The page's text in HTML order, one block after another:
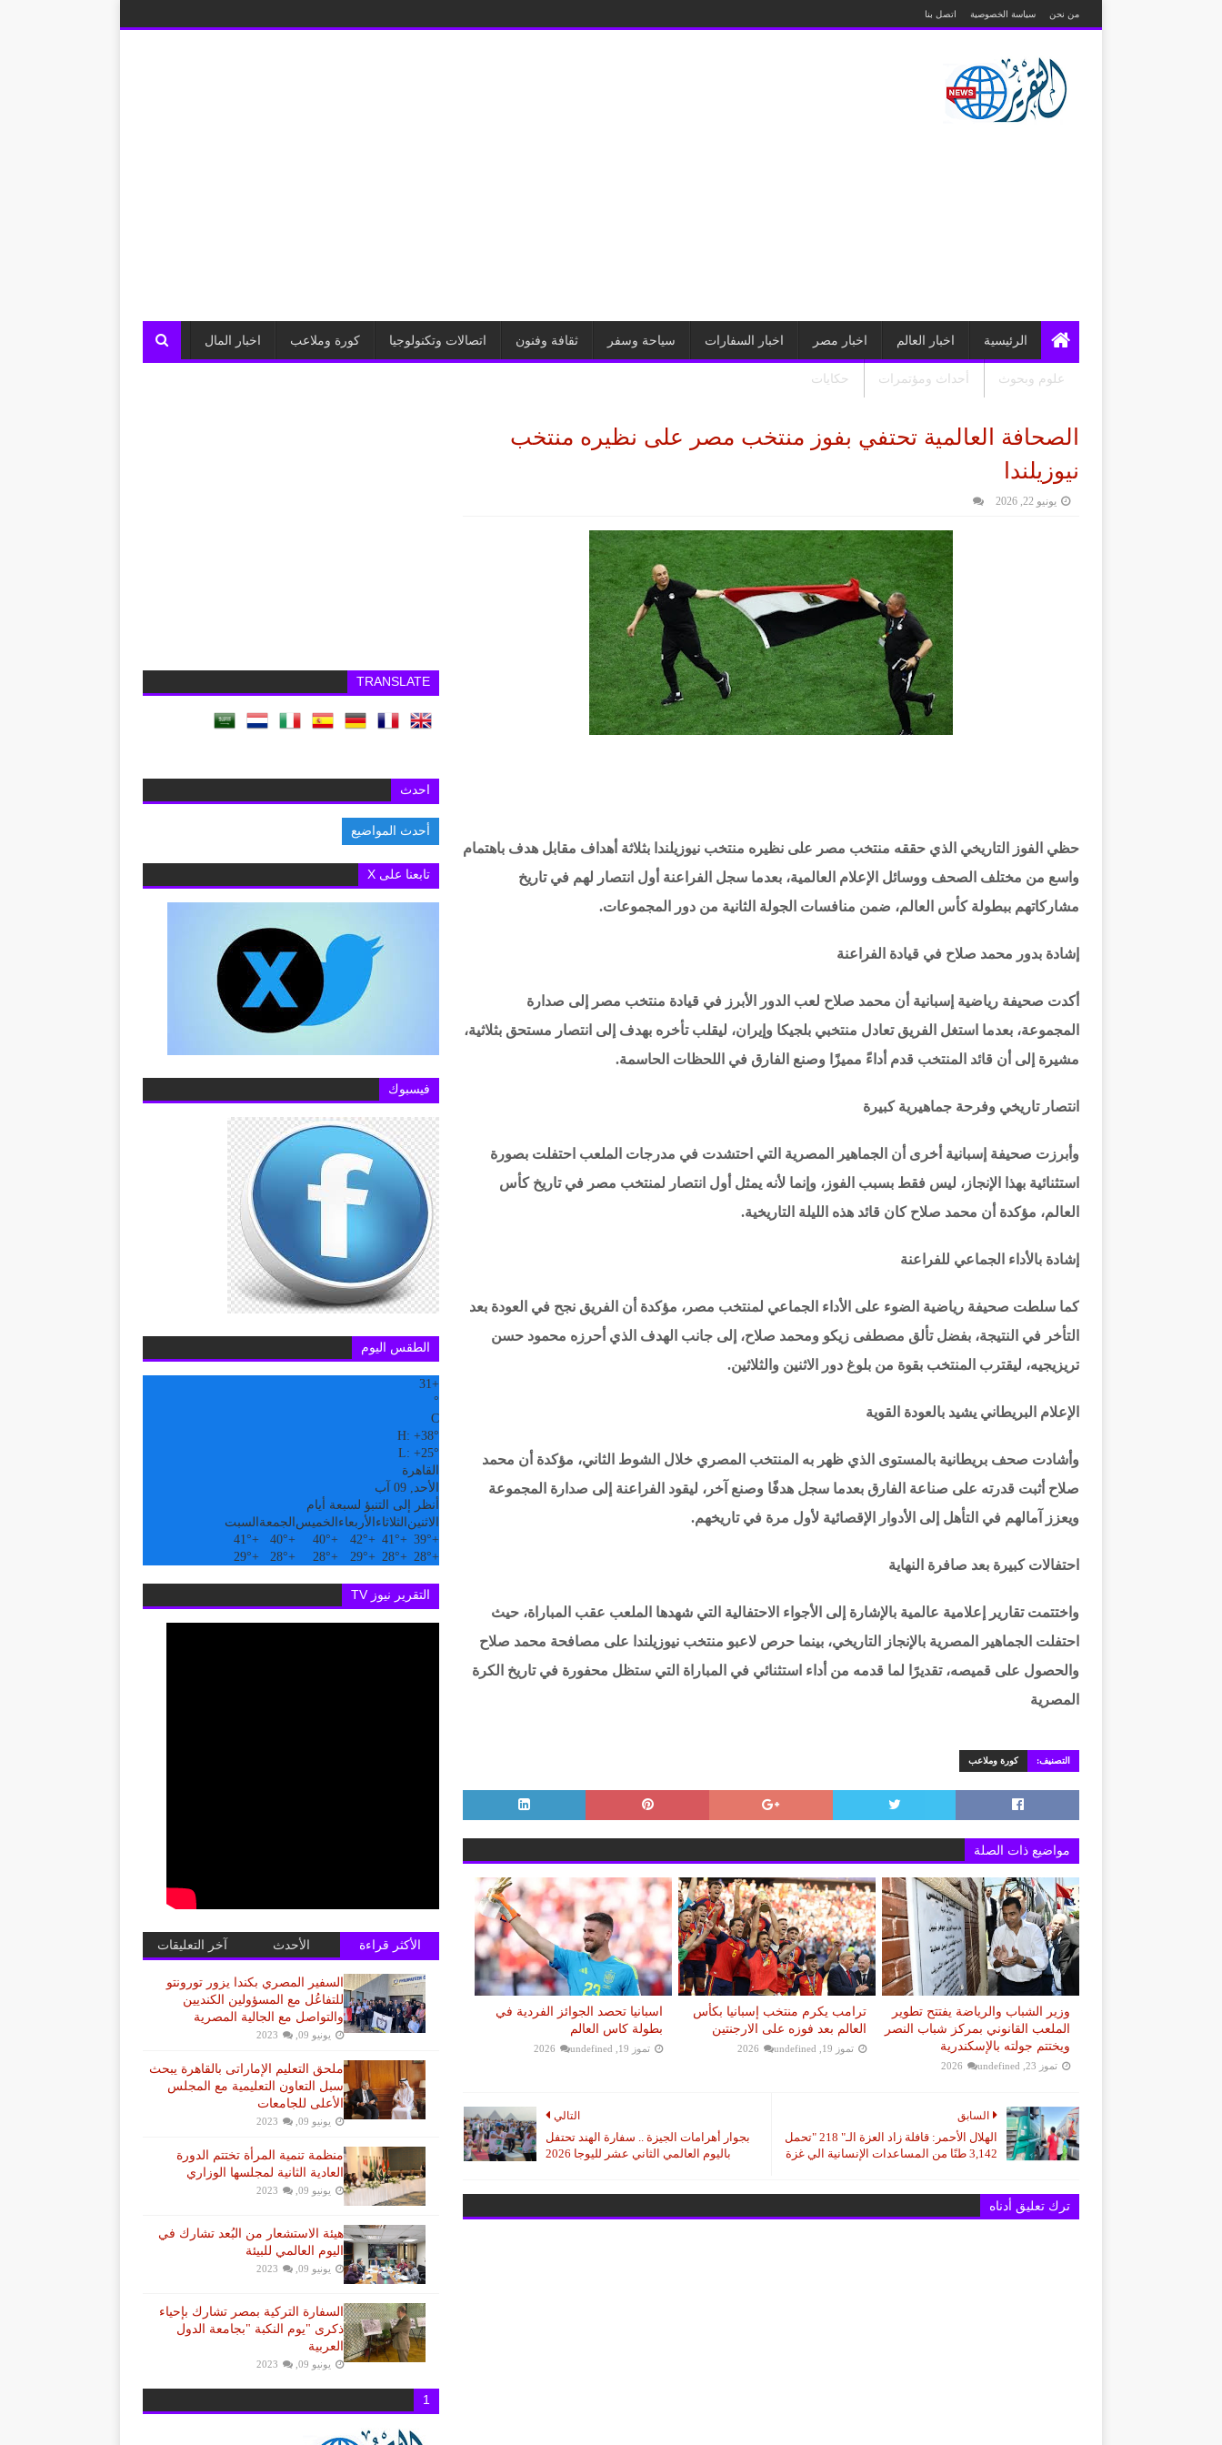
من نحن سياسة الخصوصية اتصل بنا
الرئيسية اخبار العالم اخبار مصر اخبار السفارات سياحة وسفر ثقافة وفنون اتصالات وتكنولوجيا كورة وملاعب اخبار المال
علوم وبحوث أحداث ومؤتمرات حكايات
الصحافة العالمية تحتفي بفوز منتخب مصر على نظيره منتخب
نيوزيلندا
يونيو 22, 2026
حظي الفوز التاريخي الذي حققه منتخب مصر على نظيره منتخب نيوزيلندا بثلاثة أهداف مقابل هدف باهتمام
واسع من مختلف الصحف ووسائل الإعلام العالمية، بعدما سجل الفراعنة أول انتصار لهم في تاريخ
مشاركاتهم ببطولة كأس العالم، ضمن منافسات الجولة الثانية من دور المجموعات.
إشادة بدور محمد صلاح في قيادة الفراعنة
أكدت صحيفة رياضية إسبانية أن محمد صلاح لعب الدور الأبرز في قيادة منتخب مصر إلى صدارة
المجموعة، بعدما استغل الفريق تعادل منتخبي بلجيكا وإيران، ليقلب تأخره بهدف إلى انتصار مستحق بثلاثية،
مشيرة إلى أن قائد المنتخب قدم أداءً مميزًا وصنع الفارق في اللحظات الحاسمة.
انتصار تاريخي وفرحة جماهيرية كبيرة
وأبرزت صحيفة إسبانية أخرى أن الجماهير المصرية التي احتشدت في مدرجات الملعب احتفلت بصورة
استثنائية بهذا الإنجاز، ليس فقط بسبب الفوز، وإنما لأنه يمثل أول انتصار لمنتخب مصر في تاريخ كأس
العالم، مؤكدة أن محمد صلاح كان قائد هذه الليلة التاريخية.
إشادة بالأداء الجماعي للفراعنة
كما سلطت صحيفة رياضية الضوء على الأداء الجماعي لمنتخب مصر، مؤكدة أن الفريق نجح في العودة بعد
التأخر في النتيجة، بفضل تألق مصطفى زيكو ومحمد صلاح، إلى جانب الهدف الذي أحرزه محمود حسن
تريزيجيه، ليقترب المنتخب بقوة من بلوغ دور الاثنين والثلاثين.
الإعلام البريطاني يشيد بالعودة القوية
وأشادت صحف بريطانية بالمستوى الذي ظهر به المنتخب المصري خلال الشوط الثاني، مؤكدة أن محمد
صلاح أثبت قدرته على صناعة الفارق بعدما سجل هدفًا وصنع آخر، ليقود الفراعنة إلى صدارة المجموعة
ويعزز آمالهم في التأهل إلى الأدوار الإقصائية لأول مرة في تاريخهم.
احتفالات كبيرة بعد صافرة النهاية
واختتمت تقارير إعلامية عالمية بالإشارة إلى الأجواء الاحتفالية التي شهدها الملعب عقب المباراة، حيث
احتفلت الجماهير المصرية بالإنجاز التاريخي، بينما حرص لاعبو منتخب نيوزيلندا على مصافحة محمد صلاح
والحصول على قميصه، تقديرًا لما قدمه من أداء استثنائي في المباراة التي ستظل محفورة في تاريخ الكرة
المصرية
التصنيف: كورة وملاعب
مواضيع ذات الصلة
وزير الشباب والرياضة يفتتح تطوير
الملعب القانوني بمركز شباب النصر
ويختتم جولته بالإسكندرية
تموز 23, 2026 undefined
ترامب يكرم منتخب إسبانيا بكأس
العالم بعد فوزه على الارجنتين
تموز 19, 2026 undefined
اسبانيا تحصد الجوائز الفردية في
بطولة كاس العالم
تموز 19, 2026 undefined
التالي
بجوار أهرامات الجيزة .. سفارة الهند تحتفل
باليوم العالمي الثاني عشر لليوجا 2026
السابق
الهلال الأحمر: قافلة زاد العزة الـ" 218 "تحمل
3,142 طنًا من المساعدات الإنسانية الي غزة
ترك تعليق أدناه
TRANSLATE
احدث
أحدث المواضيع
تابعنا على X
فيسبوك
الطقس اليوم
+
31
°
C
H: +38°
L: +25°
القاهرة
الأحد, 09 آب
أنظر إلى التنبؤ لسبعة أيام
الاثنين الثلاثاء الأربعاء الخميس الجمعة السبت
+
39°
+
41°
+
42°
+
40°
+
40°
+
41°
+
28°
+
28°
+
29°
+
28°
+
28°
+
29°
التقرير نيوز TV
الأكثر قراءة الأحدث آخر التعليقات
السفير المصري بكندا يزور تورونتو
للتفاعُل مع المسؤولين الكنديين
والتواصل مع الجالية المصرية
يونيو 09, 2023
ملحق التعليم الإماراتى بالقاهرة يبحث
سبل التعاون التعليمية مع المجلس
الأعلى للجامعات
يونيو 09, 2023
منظمة تنمية المرأة تختتم الدورة
العادية الثانية لمجلسها الوزاري
يونيو 09, 2023
هيئة الاستشعار من البُعد تشارك في
اليوم العالمي للبيئة
يونيو 09, 2023
السفارة التركية بمصر تشارك بإحياء
ذكرى "يوم النكبة "بجامعة الدول
العربية
يونيو 09, 2023
1